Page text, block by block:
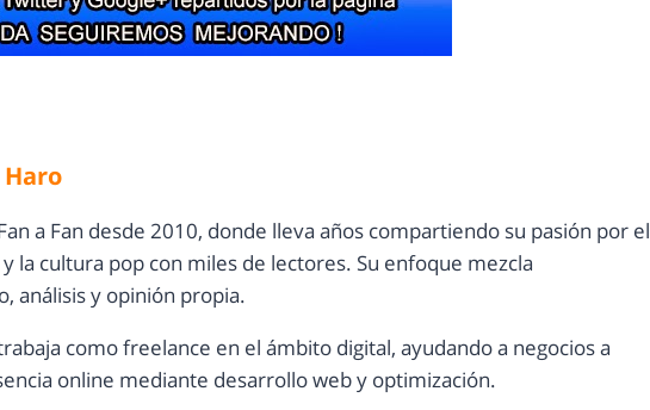
Haro
a Fan desde 2010, donde lleva años compartiendo su pasión por el
la cultura pop con miles de lectores. Su enfoque mezcla
análisis y opinión propia.
como freelance en el ámbito digital, ayudando a negocios a
online mediante desarrollo web y optimización.